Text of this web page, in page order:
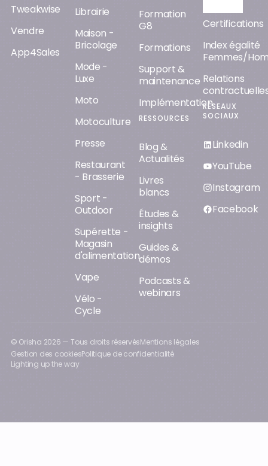
Tweakwise
Vendre
App4Sales
Librairie
Maison -
Bricolage
Mode -
Luxe
Moto
Motoculture
Presse
Restaurant
- Brasserie
Sport -
Outdoor
Supérette -
Magasin
d'alimentation
Vape
Vélo -
Cycle
Formation
G8
Formations
Support &
maintenance
Implémentation
RESSOURCES
Blog &
Actualités
Livres
blancs
Études &
insights
Guides &
démos
Podcasts &
webinars
Certifications
Index égalité
Femmes/
Relations
RÉSEAUX
SOCIAUX
Linkedin
YouTube
Instagram
Facebook
© Orisha 2026 — Tous droits réservésMentions légales
Gestion des cookiesPolitique de confidentialité
Lighting up the way